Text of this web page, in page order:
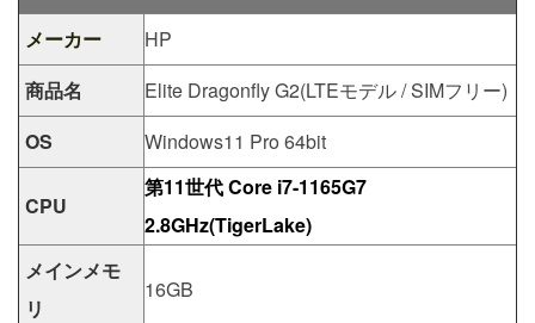
メーカー
HP
商品名
Elite Dragonfly G2(LTEモデル / SIMフリー)
OS
Windows11 Pro 64bit
CPU
第11世代 Core i7-1165G7
2.8GHz(TigerLake)
メインメモ
リ
16GB